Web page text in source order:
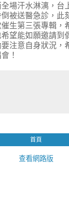
場汗水淋漓，台
被送醫急診，此
生第三張專輯，
望能如願邀請到
注意自身狀況，
！
首頁
查看網路版